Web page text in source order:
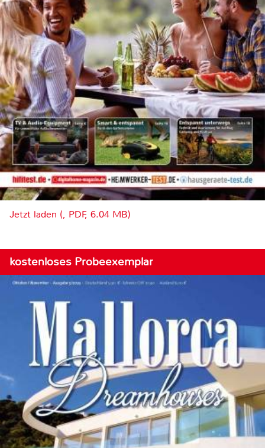
Jetzt laden (, PDF, 6.04 MB)
kostenloses Probeexemplar